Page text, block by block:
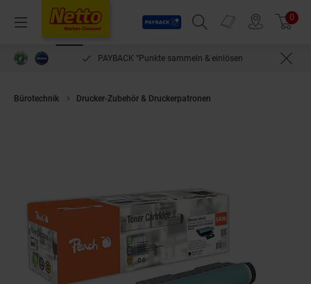
Menü
Payback
Suchfeld einblenden
Prospekte 0
PAYBACK °Punkte sammeln & einlösen
Bürotechnik Drucker-Zubehör & Druckerpatronen